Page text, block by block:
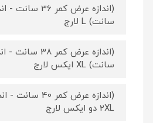
سانت) L لارج
سانت) XL ایکس لارج
2XL دو ایکس لارج